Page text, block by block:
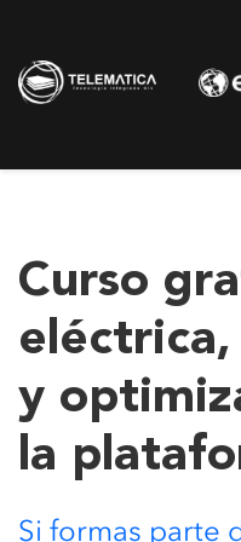
Curso
y
la
Si formas parte